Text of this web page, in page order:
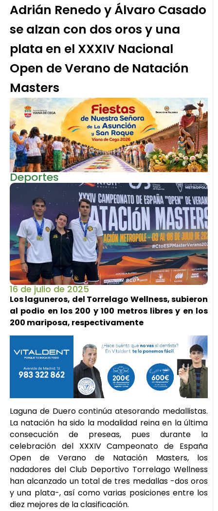
Adrián Renedo y Álvaro Casado
se alzan con dos oros y una
plata en el XXXIV Nacional
Open de Verano de Natación
Masters
Deportes
16 de julio de 2025
Los laguneros, del Torrelago Wellness, subieron
al podio en los 200 y 100 metros libres y en los
200 mariposa, respectivamente
Laguna de Duero continúa atesorando medallistas.
La natación ha sido la modalidad reina en la última
consecución de preseas, pues durante la
celebración del XXXIV Campeonato de España
Open de Verano de Natación Masters, los
nadadores del Club Deportivo Torrelago Wellness
han alcanzado un total de tres medallas -dos oros
y una plata-, así como varias posiciones entre los
diez mejores de la clasificación.